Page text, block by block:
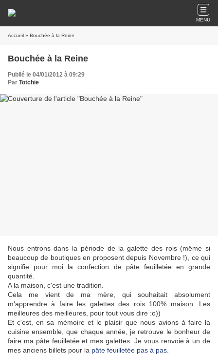
MENU
Accueil » Bouchée à la Reine
Bouchée à la Reine
Publié le 04/01/2012 à 09:29
Par Totchie
Nous entrons dans la période de la galette des rois (même si
beaucoup de boutiques en proposent depuis Novembre !), ce qui
signifie pour moi la confection de pâte feuilletée en grande
quantité.
A la maison, c'est une tradition.
Cela me vient de ma mère, qui souhaitait absolument
m'apprendre à faire les galettes des rois 100% maison. Les
meilleures des meilleures, pour tout vous dire :o))
Et c'est, en sa mémoire et le plaisir que nous avions à faire la
cuisine ensemble, que chaque année, je retrouve le bonheur de
faire ma pâte feuilletée et mes galettes. Je vous renvoie à un de
mes anciens billets pour la pâte feuilletée pas à pas